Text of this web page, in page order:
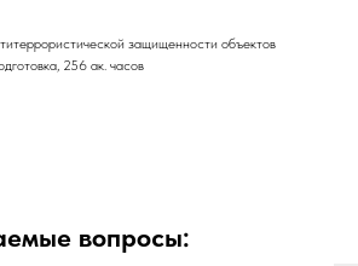
защищенности объектов
256 ак. часов
вопросы: